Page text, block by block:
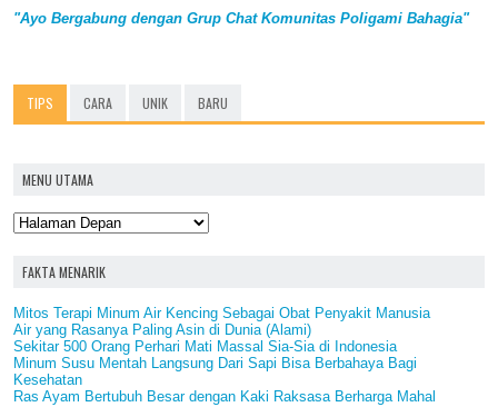
"Ayo Bergabung dengan Grup Chat Komunitas Poligami Bahagia"
TIPS CARA UNIK BARU
MENU UTAMA
FAKTA MENARIK
Mitos Terapi Minum Air Kencing Sebagai Obat Penyakit Manusia
Air yang Rasanya Paling Asin di Dunia (Alami)
Sekitar 500 Orang Perhari Mati Massal Sia-Sia di Indonesia
Minum Susu Mentah Langsung Dari Sapi Bisa Berbahaya Bagi
Kesehatan
Ras Ayam Bertubuh Besar dengan Kaki Raksasa Berharga Mahal